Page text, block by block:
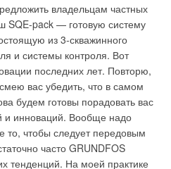
владельцам частных
SQE-pack — готовую систему
из 3-скважинного
и системы контроля. Вот
последних лет. Повторю,
вас убедить, что в самом
будем готовы порадовать вас
и инноваций. Вообще надо
то, чтобы следует передовым
часто GRUNDFOS
тенденций. На моей практике
европейском и российском
систем для
— система
под маркой Pexal. На
показана революционная
трубы при помощи
(PPSU), которые получили
по своим прочностным
A09YV удалось добиться
21 дБ. Это значение
слышимости для обычного
внутренние блоки в
студии. Эти
дизайном и не имеют
что делает их более
к любому интерьеру. Кроме
моется, и на ней не
от панелей с решеткой. В